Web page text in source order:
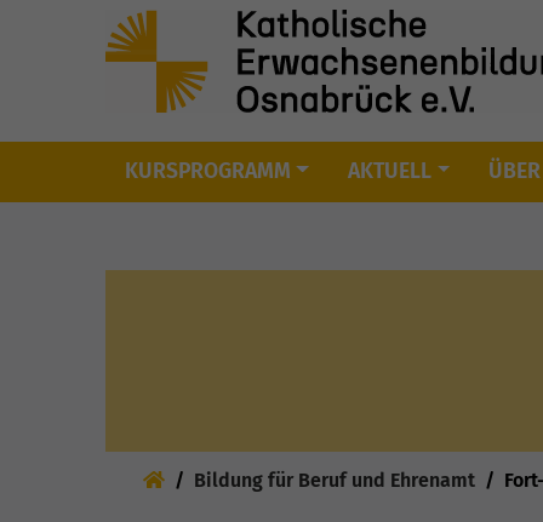
KURSPROGRAMM AKTUELL
Bildung für Beruf und Ehrenamt